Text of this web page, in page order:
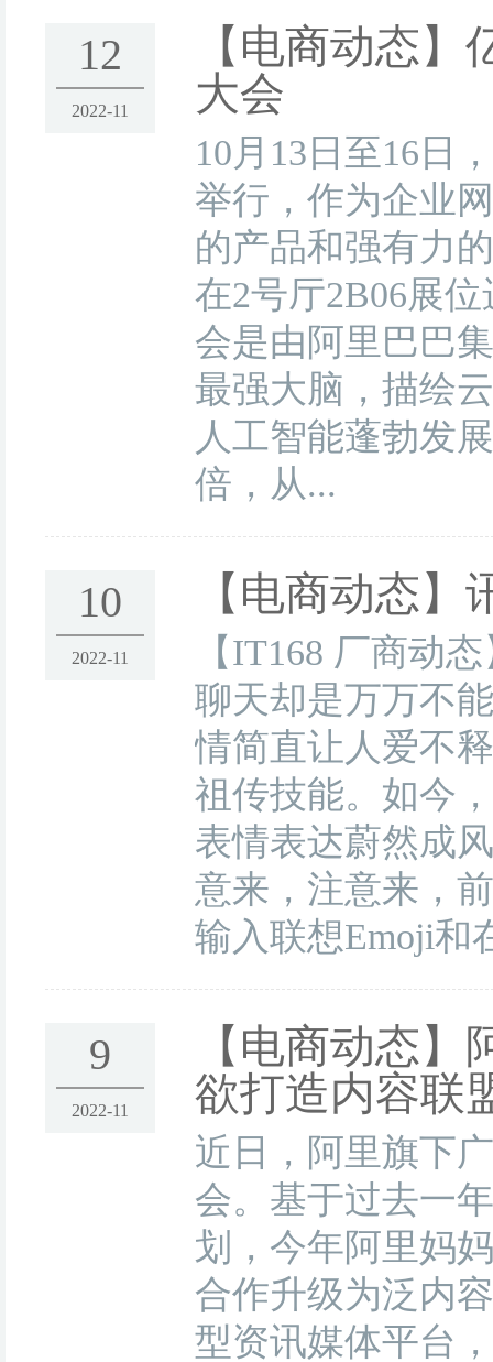
12
2022-11
【电商动态】
大会
10月13日至16日
举行，作为企业
的产品和强有力
在2号厅2B06展
会是由阿里巴巴
最强大脑，描绘
人工智能蓬勃发
倍，从...
10
2022-11
【电商动态】
【IT168 厂商动
聊天却是万万不
情简直让人爱不
祖传技能。如今
表情表达蔚然成
意来，注意来，
输入联想Emoji和
9
2022-11
【电商动态】
欲打造内容联
近日，阿里旗下
会。基于过去一
划，今年阿里妈
合作升级为泛内
型资讯媒体平台